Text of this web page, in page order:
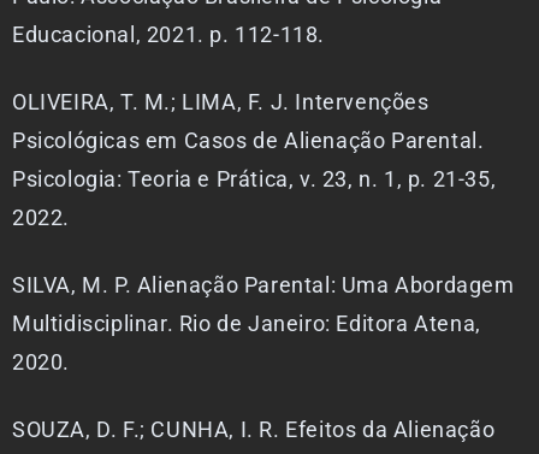
Educacional, 2021. p. 112-118.
OLIVEIRA, T. M.; LIMA, F. J. Intervenções
Psicológicas em Casos de Alienação Parental.
Psicologia: Teoria e Prática, v. 23, n. 1, p. 21-35,
2022.
SILVA, M. P. Alienação Parental: Uma Abordagem
Multidisciplinar. Rio de Janeiro: Editora Atena,
2020.
SOUZA, D. F.; CUNHA, I. R. Efeitos da Alienação